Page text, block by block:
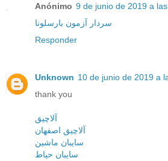
Anónimo 9 de junio de 2019 a las
سردار آزمون بارسلونا
Responder
Unknown 10 de junio de 2019 a
thank you
آلاچیق
آلاچیق اصفهان
سایبان ماشین
سایبان حیاط